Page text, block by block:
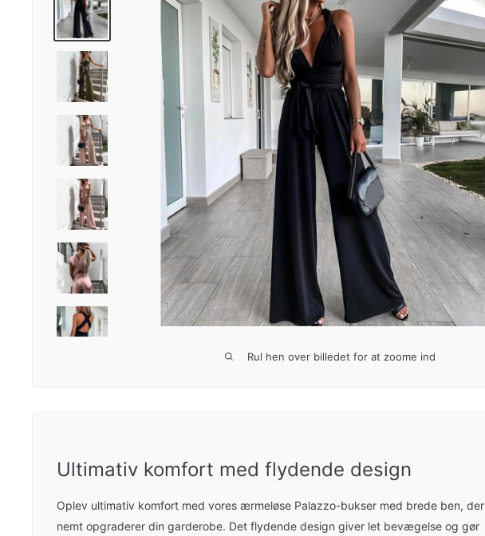
Rul hen over billedet for at zoome ind
Ultimativ komfort med flydende design
Oplev ultimativ komfort med vores ærmeløse Palazzo-bukser med brede ben, der
nemt opgraderer din garderobe. Det flydende design giver let bevægelse og gør